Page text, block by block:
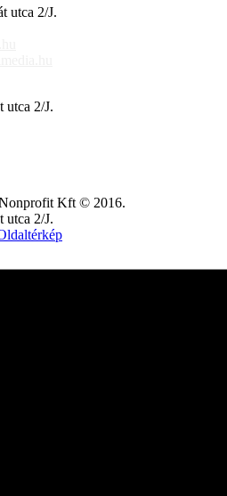
utca 2/J.
utca 2/J.
Kft © 2016.
utca 2/J.